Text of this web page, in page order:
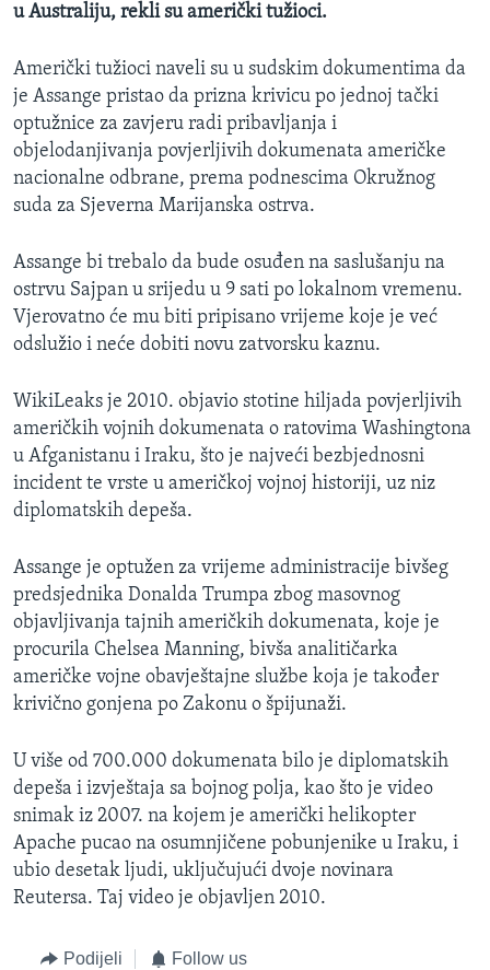
u Australiju, rekli su američki tužioci.
Američki tužioci naveli su u sudskim dokumentima da
je Assange pristao da prizna krivicu po jednoj tački
optužnice za zavjeru radi pribavljanja i
objelodanjivanja povjerljivih dokumenata američke
nacionalne odbrane, prema podnescima Okružnog
suda za Sjeverna Marijanska ostrva.
Assange bi trebalo da bude osuđen na saslušanju na
ostrvu Sajpan u srijedu u 9 sati po lokalnom vremenu.
Vjerovatno će mu biti pripisano vrijeme koje je već
odslužio i neće dobiti novu zatvorsku kaznu.
WikiLeaks je 2010. objavio stotine hiljada povjerljivih
američkih vojnih dokumenata o ratovima Washingtona
u Afganistanu i Iraku, što je najveći bezbjednosni
incident te vrste u američkoj vojnoj historiji, uz niz
diplomatskih depeša.
Assange je optužen za vrijeme administracije bivšeg
predsjednika Donalda Trumpa zbog masovnog
objavljivanja tajnih američkih dokumenata, koje je
procurila Chelsea Manning, bivša analitičarka
američke vojne obavještajne službe koja je također
krivično gonjena po Zakonu o špijunaži.
U više od 700.000 dokumenata bilo je diplomatskih
depeša i izvještaja sa bojnog polja, kao što je video
snimak iz 2007. na kojem je američki helikopter
Apache pucao na osumnjičene pobunjenike u Iraku, i
ubio desetak ljudi, uključujući dvoje novinara
Reutersa. Taj video je objavljen 2010.
Podijeli Follow us